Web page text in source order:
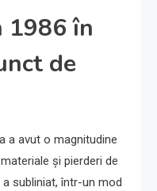
1986 în
de
a avut o magnitudine
și pierderi de
subliniat, într-un mod